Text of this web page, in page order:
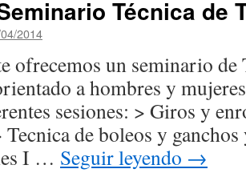
Técnica de
2014
ofrecemos un seminario
a hombres y
sesiones: > Giros y
de boleos y
I … Seguir leyendo →